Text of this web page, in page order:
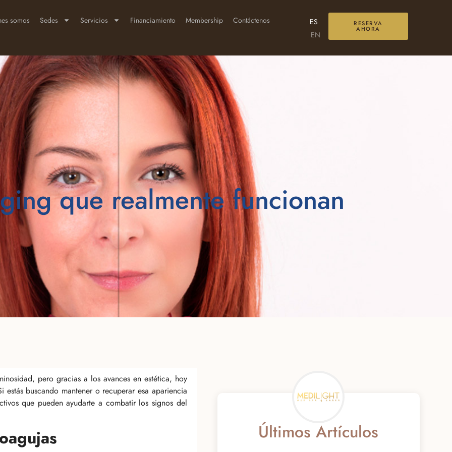
somos Sedes Servicios Financiamiento Membership Contáctenos
ES
EN
RESERVA
AHORA
que realmente funcionan
pero gracias a los avances en estética, hoy
buscando mantener o recuperar esa apariencia
que pueden ayudarte a combatir los signos del
Últimos Artículos